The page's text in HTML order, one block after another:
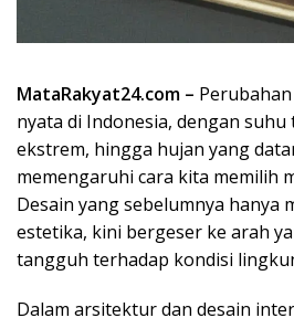
MataRakyat24.com –
nyata di Indonesia, dengan
ekstrem, hingga hujan yang
memengaruhi cara kita memilih
Desain yang sebelumnya hanya
estetika, kini bergeser ke arah
tangguh terhadap kondisi
Dalam arsitektur dan desain